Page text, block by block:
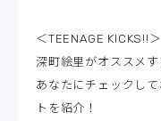
＜TEENAGE KICKS!!
深町絵里がオススメす
あなたにチェックし
トを紹介！